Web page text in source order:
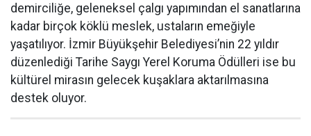
demirciliğe, geleneksel çalgı yapımından el sanatlarına
kadar birçok köklü meslek, ustaların emeğiyle
yaşatılıyor. İzmir Büyükşehir Belediyesi’nin 22 yıldır
düzenlediği Tarihe Saygı Yerel Koruma Ödülleri ise bu
kültürel mirasın gelecek kuşaklara aktarılmasına
destek oluyor.